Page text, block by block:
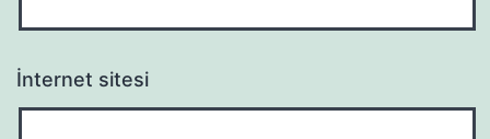
İnternet sitesi